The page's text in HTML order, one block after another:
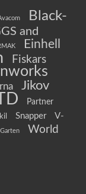
Black-
and
Einhell
Fiskars
Jikov
Partner
Snapper
V-
World